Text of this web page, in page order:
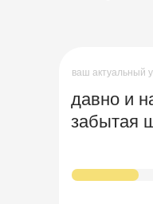
давно и
забытая
ваш актуальный